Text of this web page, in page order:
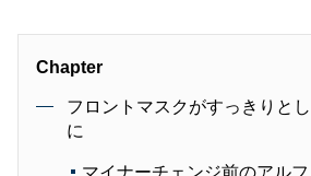
Chapter
フロントマスクがすっきりと
に